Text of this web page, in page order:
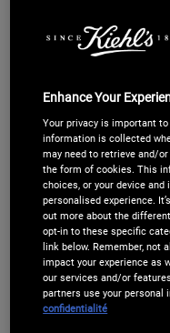
sébacées, et ce
fonctionner
des cellules mortes. En
deviennent plus
Loin d'être une fatalité,
certaine gêne en raison
inesthétique. De plus,
d'entrée pour la
comme les points
blancs sur le visage.
Quelles sont les
Enhance Your
Your privacy is important
information is collected
may need to retrieve and/
the form of cookies. This
choices, or your device
personalised experience.
out more about the
opt-in to these specific
link below. Remember, not
impact your experience as
our services and/or
partners use your personal
confidentialité